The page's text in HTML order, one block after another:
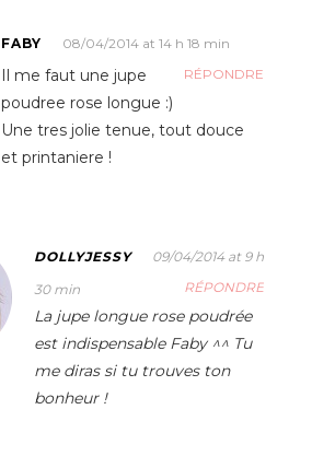
FABY
08/04/2014 at 14 h 18 min
RÉPONDRE
Il me faut une jupe
poudree rose longue :)
Une tres jolie tenue, tout douce
et printaniere !
DOLLYJESSY
09/04/2014 at 9 h
30 min
RÉPONDRE
La jupe longue rose poudrée
est indispensable Faby ^^ Tu
me diras si tu trouves ton
bonheur !